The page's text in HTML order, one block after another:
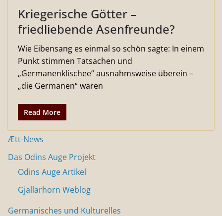
Kriegerische Götter –
friedliebende Asenfreunde?
Wie Eibensang es einmal so schön sagte: In einem
Punkt stimmen Tatsachen und
„Germanenklischee“ ausnahmsweise überein –
„die Germanen“ waren
Read More
Ætt-News
Das Odins Auge Projekt
Odins Auge Artikel
Gjallarhorn Weblog
Germanisches und Kulturelles